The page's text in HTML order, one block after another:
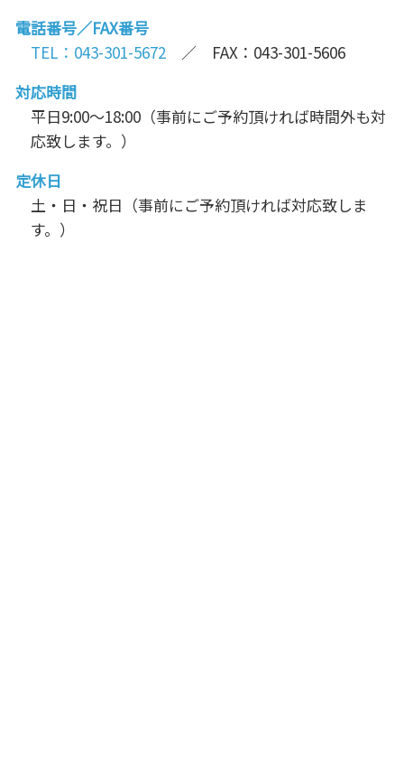
電話番号／FAX番号
TEL：043-301-5672 ／ FAX：043-301-5606
対応時間
平日9:00～18:00（事前にご予約頂ければ時間外も対
応致します。）
定休日
土・日・祝日（事前にご予約頂ければ対応致しま
す。）